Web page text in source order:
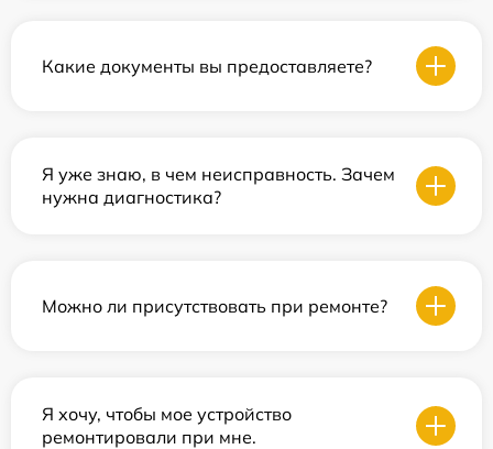
Какие документы вы предоставляете?
Я уже знаю, в чем неисправность. Зачем
нужна диагностика?
Можно ли присутствовать при ремонте?
Я хочу, чтобы мое устройство
ремонтировали при мне.